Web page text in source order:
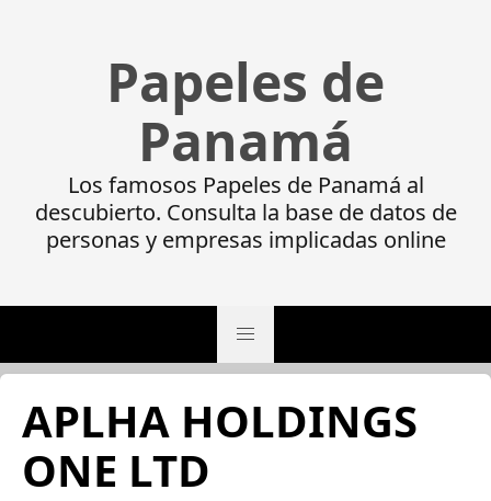
Papeles de
Panamá
Los famosos Papeles de Panamá al
descubierto. Consulta la base de datos de
personas y empresas implicadas online
APLHA HOLDINGS
ONE LTD